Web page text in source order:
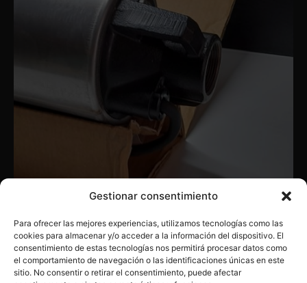
Gestionar consentimiento
Para ofrecer las mejores experiencias, utilizamos tecnologías como las
cookies para almacenar y/o acceder a la información del dispositivo. El
consentimiento de estas tecnologías nos permitirá procesar datos como
el comportamiento de navegación o las identificaciones únicas en este
sitio. No consentir o retirar el consentimiento, puede afectar
BOMBAS,PRODUCTOS INDUSTRIALES,VARIADAS
ACUARIA 20 6M